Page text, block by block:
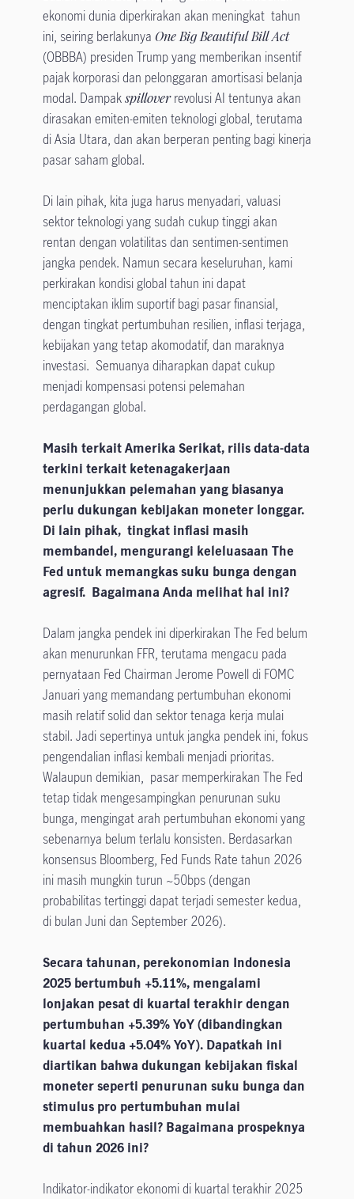
ekonomi dunia diperkirakan akan meningkat tahun
ini, seiring berlakunya One Big Beautiful Bill Act
(OBBBA) presiden Trump yang memberikan insentif
pajak korporasi dan pelonggaran amortisasi belanja
modal. Dampakspilloverrevolusi AI tentunya akan
dirasakan emiten-emiten teknologi global, terutama
di Asia Utara, dan akan berperan penting bagi kinerja
pasar saham global.
Di lain pihak, kita juga harus menyadari, valuasi
sektor teknologi yang sudah cukup tinggi akan
rentan dengan volatilitas dan sentimen-sentimen
jangka pendek. Namun secara keseluruhan, kami
perkirakan kondisi global tahun ini dapat
menciptakan iklim suportif bagi pasar finansial,
dengan tingkat pertumbuhan resilien, inflasi terjaga,
kebijakan yang tetap akomodatif, dan maraknya
investasi. Semuanya diharapkan dapat cukup
menjadi kompensasi potensi pelemahan
perdagangan global.
Masih terkait Amerika Serikat, rilis data-data
terkini terkait ketenagakerjaan
menunjukkan pelemahan yang biasanya
perlu dukungan kebijakan moneter longgar.
Di lain pihak, tingkat inflasi masih
membandel, mengurangi keleluasaan The
Fed untuk memangkas suku bunga dengan
agresif. Bagaimana Anda melihat hal ini?
Dalam jangka pendek ini diperkirakan The Fed belum
akan menurunkan FFR, terutama mengacu pada
pernyataan Fed Chairman Jerome Powell di FOMC
Januari yang memandang pertumbuhan ekonomi
masih relatif solid dan sektor tenaga kerja mulai
stabil. Jadi sepertinya untuk jangka pendek ini, fokus
pengendalian inflasi kembali menjadi prioritas.
Walaupun demikian, pasar memperkirakan The Fed
tetap tidak mengesampingkan penurunan suku
bunga, mengingat arah pertumbuhan ekonomi yang
sebenarnya belum terlalu konsisten. Berdasarkan
konsensus Bloomberg, Fed Funds Rate tahun 2026
ini masih mungkin turun ~50bps (dengan
probabilitas tertinggi dapat terjadi semester kedua,
di bulan Juni dan September 2026).
Secara tahunan, perekonomian Indonesia
2025 bertumbuh +5.11%, mengalami
lonjakan pesat di kuartal terakhir dengan
pertumbuhan +5.39% YoY (dibandingkan
kuartal kedua +5.04% YoY). Dapatkah ini
diartikan bahwa dukungan kebijakan fiskal
moneter seperti penurunan suku bunga dan
stimulus pro pertumbuhan mulai
membuahkan hasil? Bagaimana prospeknya
di tahun 2026 ini?
Indikator-indikator ekonomi di kuartal terakhir 2025